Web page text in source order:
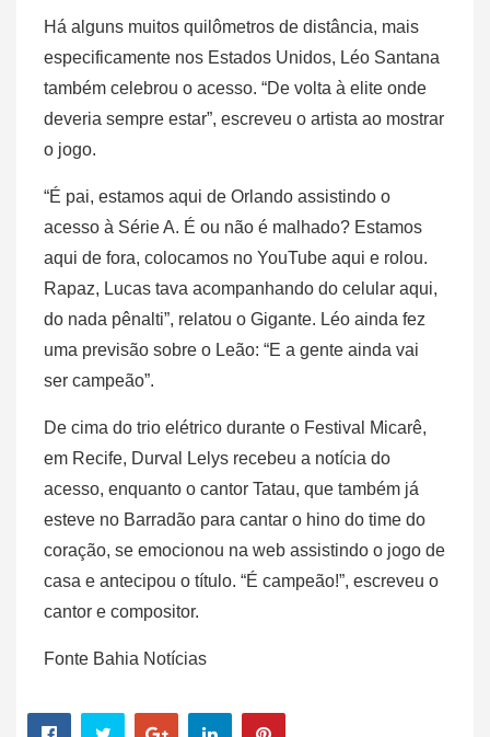
Há alguns muitos quilômetros de distância, mais
especificamente nos Estados Unidos, Léo Santana
também celebrou o acesso. “De volta à elite onde
deveria sempre estar”, escreveu o artista ao mostrar
o jogo.
“É pai, estamos aqui de Orlando assistindo o
acesso à Série A. É ou não é malhado? Estamos
aqui de fora, colocamos no YouTube aqui e rolou.
Rapaz, Lucas tava acompanhando do celular aqui,
do nada pênalti”, relatou o Gigante. Léo ainda fez
uma previsão sobre o Leão: “E a gente ainda vai
ser campeão”.
De cima do trio elétrico durante o Festival Micarê,
em Recife, Durval Lelys recebeu a notícia do
acesso, enquanto o cantor Tatau, que também já
esteve no Barradão para cantar o hino do time do
coração, se emocionou na web assistindo o jogo de
casa e antecipou o título. “É campeão!”, escreveu o
cantor e compositor.
Fonte Bahia Notícias